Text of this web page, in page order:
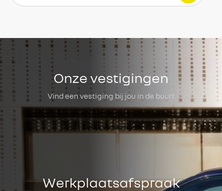
Onze vestigingen
Vind een vestiging bij jou in de buurt
Bekijk vestigingen
Werkplaatsafspraak